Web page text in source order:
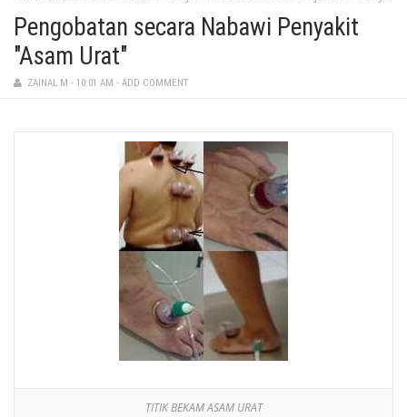
Pengobatan secara Nabawi Penyakit
"Asam Urat"
ZAINAL M - 10:01 AM - ADD COMMENT
TITIK BEKAM ASAM URAT